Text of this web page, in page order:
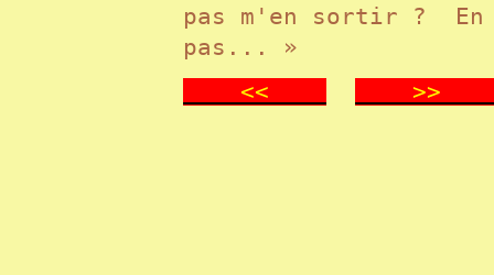
pas m'en sortir ?
pas... »
<<